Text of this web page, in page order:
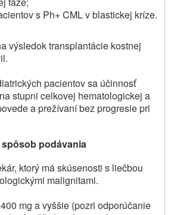
s Ph+ CML v blastickej kríze.
výsledok transplantácie kostnej
pacientov sa účinnosť
stupni celkovej hematologickej a
a prežívaní bez progresie pri
podávania
ktorý má skúsenosti s liečbou
malignitami.
mg a vyššie (pozri odporúčanie